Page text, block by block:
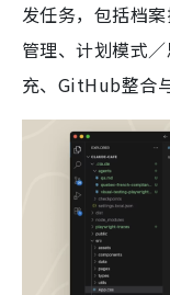
发任务，包括档
管理、计划模式
充、GitHub整合